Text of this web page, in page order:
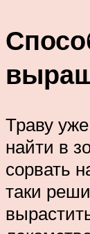
Траву
найти в
сорвать
таки